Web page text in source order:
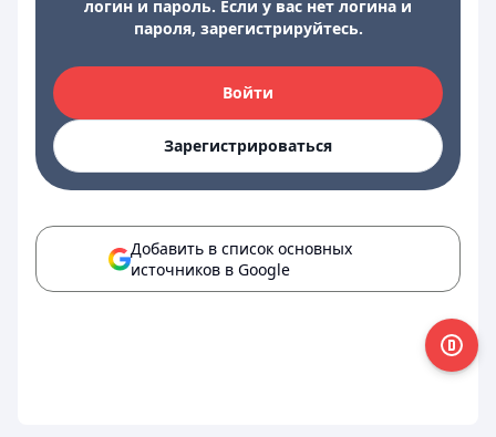
логин и пароль. Если у вас нет логина и
пароля, зарегистрируйтесь.
Войти
Зарегистрироваться
Добавить в список основных
источников в Google